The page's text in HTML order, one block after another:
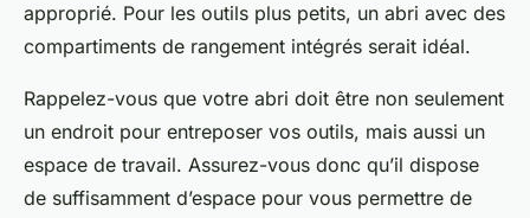
approprié. Pour les outils plus petits, un abri avec des
compartiments de rangement intégrés serait idéal.
Rappelez-vous que votre abri doit être non seulement
un endroit pour entreposer vos outils, mais aussi un
espace de travail. Assurez-vous donc qu’il dispose
de suffisamment d’espace pour vous permettre de